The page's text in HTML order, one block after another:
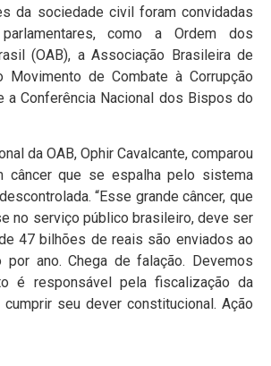
da sociedade civil foram convidadas
como a Ordem dos
(OAB), a Associação Brasileira de
Movimento de Combate à Corrupção
a Conferência Nacional dos Bispos do
da OAB, Ophir Cavalcante, comparou
câncer que se espalha pelo sistema
“Esse grande câncer, que
no serviço público brasileiro, deve ser
47 bilhões de reais são enviados ao
por ano. Chega de falação. Devemos
é responsável pela fiscalização da
seu dever constitucional. Ação